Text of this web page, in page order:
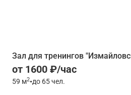
Зал для тренингов
от 1600 ₽/час
59 м2•до 65 чел.